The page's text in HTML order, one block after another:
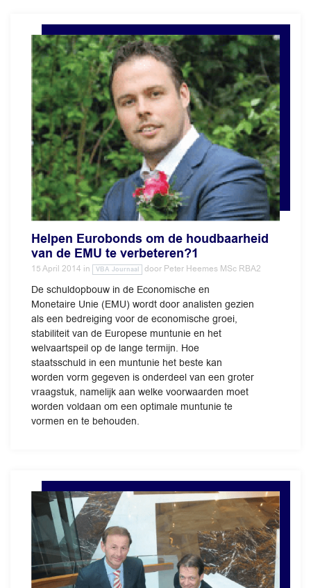
Helpen Eurobonds om de houdbaarheid
van de EMU te verbeteren?1
15 April 2014 in VBA Journaal door Peter Heemes MSc RBA2
De schuldopbouw in de Economische en
Monetaire Unie (EMU) wordt door analisten gezien
als een bedreiging voor de economische groei,
stabiliteit van de Europese muntunie en het
welvaartspeil op de lange termijn. Hoe
staatsschuld in een muntunie het beste kan
worden vorm gegeven is onderdeel van een groter
vraagstuk, namelijk aan welke voorwaarden moet
worden voldaan om een optimale muntunie te
vormen en te behouden.